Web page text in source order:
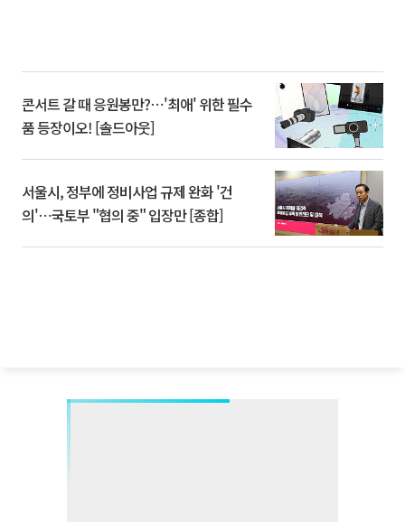
콘서트 갈 때 응원봉만?⋯'최애' 위한 필수
품 등장이오! [솔드아웃]
서울시, 정부에 정비사업 규제 완화 '건
의'⋯국토부 "협의 중" 입장만 [종합]